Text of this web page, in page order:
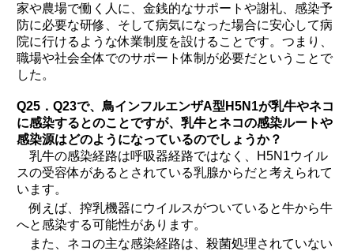
家や農場で働く人に、金銭的なサポートや謝礼、感染予
防に必要な研修、そして病気になった場合に安心して病
院に行けるような休業制度を設けることです。つまり、
職場や社会全体でのサポート体制が必要だということで
した。
Q25．Q23で、鳥インフルエンザA型H5N1が乳牛やネコ
に感染するとのことですが、乳牛とネコの感染ルートや
感染源はどのようになっているのでしょうか？
乳牛の感染経路は呼吸器経路ではなく、H5N1ウイル
スの受容体があるとされている乳腺からだと考えられて
います。
例えば、搾乳機器にウイルスがついていると牛から牛
へと感染する可能性があります。
また、ネコの主な感染経路は、殺菌処理されていない